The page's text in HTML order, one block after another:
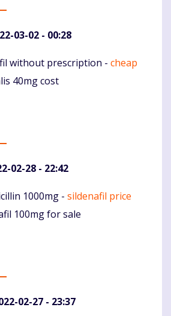
03-02 - 00:28
without prescription - cheap
40mg cost
02-28 - 22:42
1000mg - sildenafil price
100mg for sale
02-27 - 23:37